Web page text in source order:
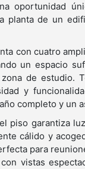
oportunidad
planta de un
con cuatro
un espacio
de estudio.
y
completo y un
piso garantiza
cálido y
para
vistas